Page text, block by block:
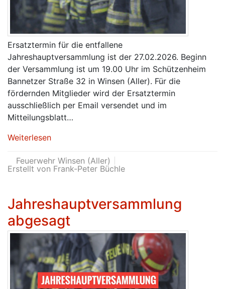
Ersatztermin für die entfallene
Jahreshauptversammlung ist der 27.02.2026. Beginn
der Versammlung ist um 19.00 Uhr im Schützenheim
Bannetzer Straße 32 in Winsen (Aller). Für die
fördernden Mitglieder wird der Ersatztermin
ausschließlich per Email versendet und im
Mitteilungsblatt…
Weiterlesen
Feuerwehr Winsen (Aller)
Erstellt von Frank-Peter Büchle
Jahreshauptversammlung
abgesagt